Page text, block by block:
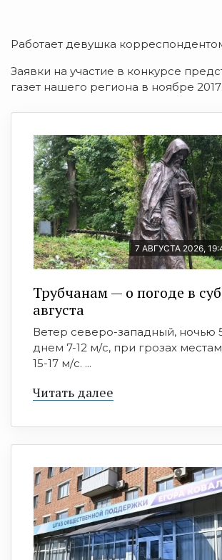
Работает девушка
Заявки на участие в конкурсе
газет нашего региона в ноябре
7 АВГУСТА 2026,
Трубчанам — о погоде в
августа
Ветер северо-западный, ночью
днем 7-12 м/с, при грозах
15-17 м/с. ...
Читать далее